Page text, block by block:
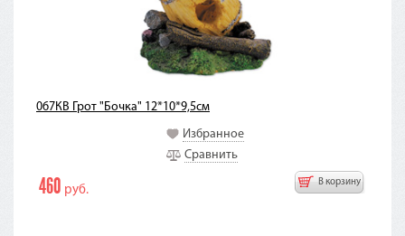
067КВ Грот "Бочка" 12*10*9,5см
Избранное
Сравнить
В корзину
460 руб.